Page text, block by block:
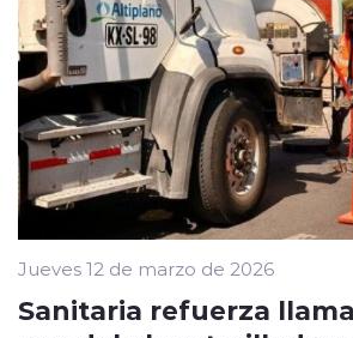
Jueves 12 de marzo de 2026
Sanitaria refuerza